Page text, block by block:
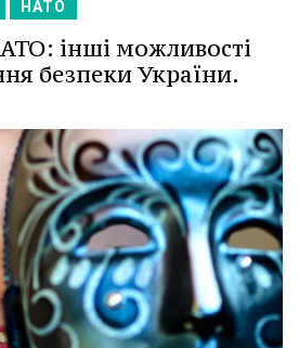
НАТО
інші можливості
безпеки України.